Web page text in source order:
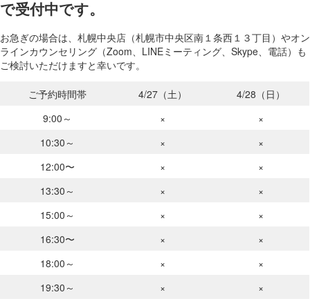
で受付中です。
お急ぎの場合は、札幌中央店（札幌市中央区南１条西１３丁目）やオン
ラインカウンセリング（Zoom、LINEミーティング、Skype、電話）も
ご検討いただけますと幸いです。
ご予約時間帯 4/27（土）
4/28（日）
9:00～
×
×
10:30～
×
×
12:00〜
×
×
13:30～
×
×
15:00～
×
×
16:30〜
×
×
18:00～
×
×
19:30～
×
×